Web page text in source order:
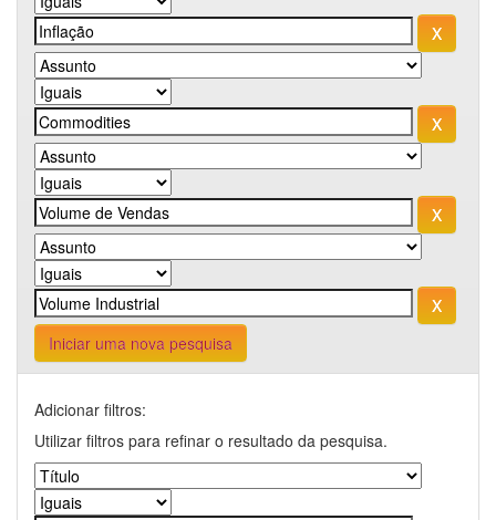
Iniciar uma nova pesquisa
Adicionar filtros:
Utilizar filtros para refinar o resultado da pesquisa.